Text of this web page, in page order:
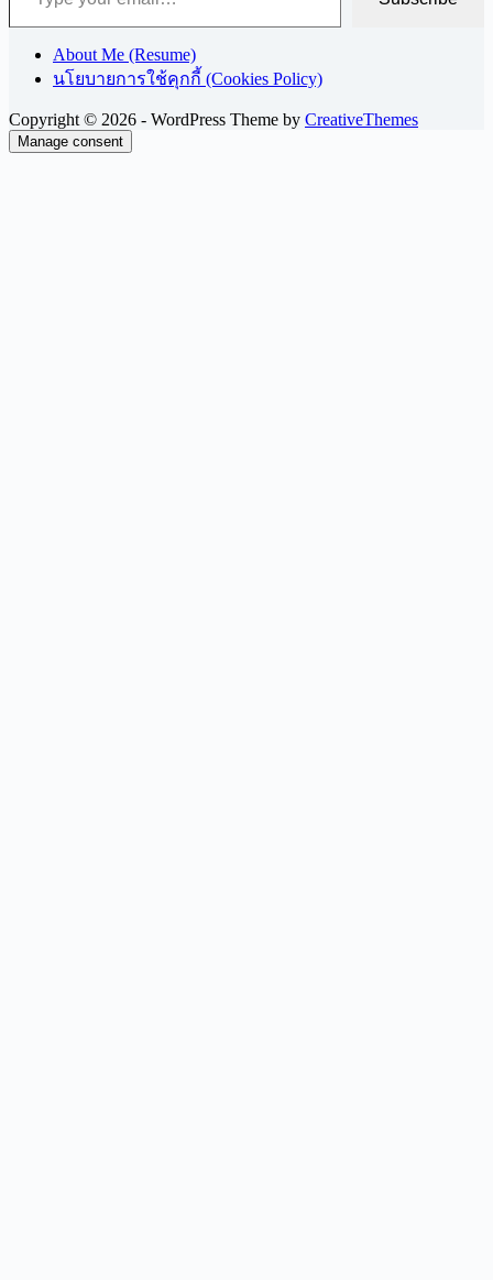
About Me (Resume)
นโยบายการใช้คุกกี้ (Cookies Policy)
Copyright © 2026 - WordPress Theme by CreativeThemes
Manage consent